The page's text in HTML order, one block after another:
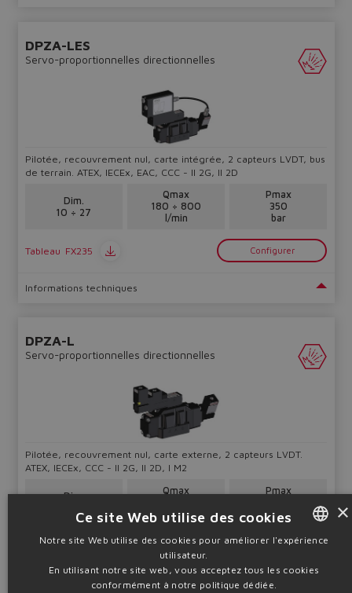
DPZA-LES
Servo-proportionnelles directionnelles
Pilotée, recouvrement nul, carte intégrée, 2 capteurs LVDT, bus
de terrain. ATEX, IECEx, EAC, CCC - II 2G, II 2D
Dim.
10 ÷ 27
Qmax
180 ÷ 800
l/min
Pmax
350
bar
Tableau FX235 Configurer
Informations techniques
DPZA-L
Servo-proportionnelles directionnelles
Pilotée, recouvrement nul, carte externe, 2 capteurs LVDT.
ATEX, IECEx, CCC - II 2G, II 2D, I M2
Dim.
Qmax
l/min
Pmax
bar
Tableau FX237 Configurer
Informations techniques
×
Ce site Web utilise des cookies
Notre site Web utilise des cookies pour améliorer l'expérience
utilisateur.
En utilisant notre site web, vous acceptez tous les cookies
conformément à notre politique dédiée.